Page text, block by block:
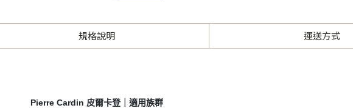
規格說明 運送方式
Pierre Cardin 皮爾卡登｜適用族群